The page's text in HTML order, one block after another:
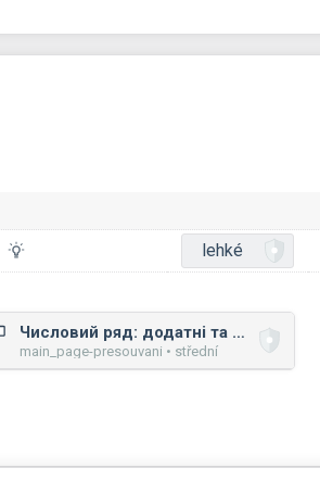
lehké
Числовий ряд: додатні та від’ємні числа
main_page-presouvani • střední